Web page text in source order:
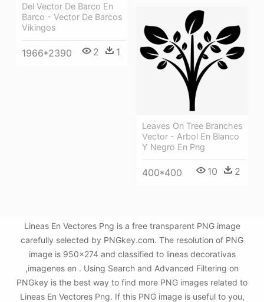
Del Vector De Barco En
Barco - Vector De Barcos
Vikingos
1966*2390 2 1
Leaves On Tree Branches
Vector - Arbol En Blanco
Y Negro En Png
400*400 10 2
Lineas En Vectores Png is a free transparent PNG image
carefully selected by PNGkey.com. The resolution of PNG
image is 950x274 and classified to lineas decorativas
,imagenes en . Using Search and Advanced Filtering on
PNGkey is the best way to find more PNG images related to
Lineas En Vectores Png. If this PNG image is useful to you,